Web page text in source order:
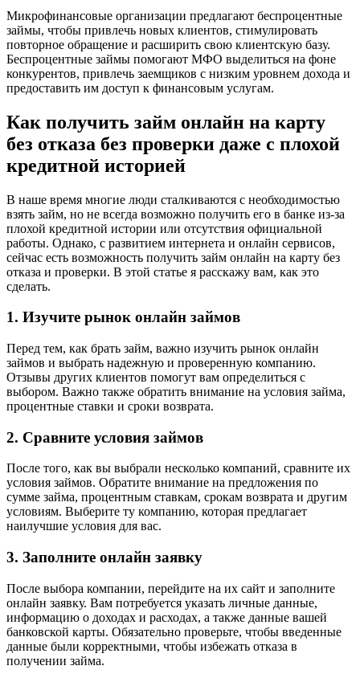
Микрофинансовые организации предлагают беспроцентные
займы, чтобы привлечь новых клиентов, стимулировать
повторное обращение и расширить свою клиентскую базу.
Беспроцентные займы помогают МФО выделиться на фоне
конкурентов, привлечь заемщиков с низким уровнем дохода и
предоставить им доступ к финансовым услугам.
Как получить займ онлайн на карту
без отказа без проверки даже с плохой
кредитной историей
В наше время многие люди сталкиваются с необходимостью
взять займ, но не всегда возможно получить его в банке из-за
плохой кредитной истории или отсутствия официальной
работы. Однако, с развитием интернета и онлайн сервисов,
сейчас есть возможность получить займ онлайн на карту без
отказа и проверки. В этой статье я расскажу вам, как это
сделать.
1. Изучите рынок онлайн займов
Перед тем, как брать займ, важно изучить рынок онлайн
займов и выбрать надежную и проверенную компанию.
Отзывы других клиентов помогут вам определиться с
выбором. Важно также обратить внимание на условия займа,
процентные ставки и сроки возврата.
2. Сравните условия займов
После того, как вы выбрали несколько компаний, сравните их
условия займов. Обратите внимание на предложения по
сумме займа, процентным ставкам, срокам возврата и другим
условиям. Выберите ту компанию, которая предлагает
наилучшие условия для вас.
3. Заполните онлайн заявку
После выбора компании, перейдите на их сайт и заполните
онлайн заявку. Вам потребуется указать личные данные,
информацию о доходах и расходах, а также данные вашей
банковской карты. Обязательно проверьте, чтобы введенные
данные были корректными, чтобы избежать отказа в
получении займа.